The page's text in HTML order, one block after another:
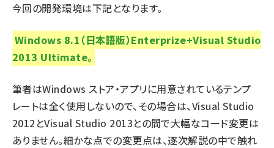
今回の開発環境は下記となります。
Windows 8.1（日本語版）Enterprize+Visual Studio
2013 Ultimate。
筆者はWindows ストア・アプリに用意されているテンプ
レートは全く使用しないので、その場合は、Visual Studio
2012とVisual Studio 2013との間で大幅なコード変更は
ありません。細かな点での変更点は、逐次解説の中で触れ